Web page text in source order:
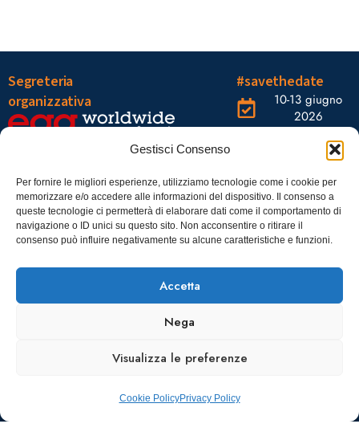
Gestisci Consenso
Per fornire le migliori esperienze, utilizziamo tecnologie come i cookie per
memorizzare e/o accedere alle informazioni del dispositivo. Il consenso a
queste tecnologie ci permetterà di elaborare dati come il comportamento di
navigazione o ID unici su questo sito. Non acconsentire o ritirare il
consenso può influire negativamente su alcune caratteristiche e funzioni.
Accetta
Nega
Visualizza le preferenze
Cookie PolicyPrivacy Policy
Segreteria
organizzativa
Tel.: 06328121
infoaiic2026@ega.it
#savethedate
10-13 giugno
2026
OGR Torino
Castelfidardo,
22 10128
Torino
SCARICA
ICS